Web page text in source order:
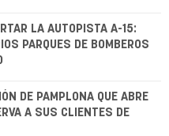
LA AUTOPISTA A-15:
PARQUES DE BOMBEROS
DE PAMPLONA QUE ABRE
A SUS CLIENTES DE